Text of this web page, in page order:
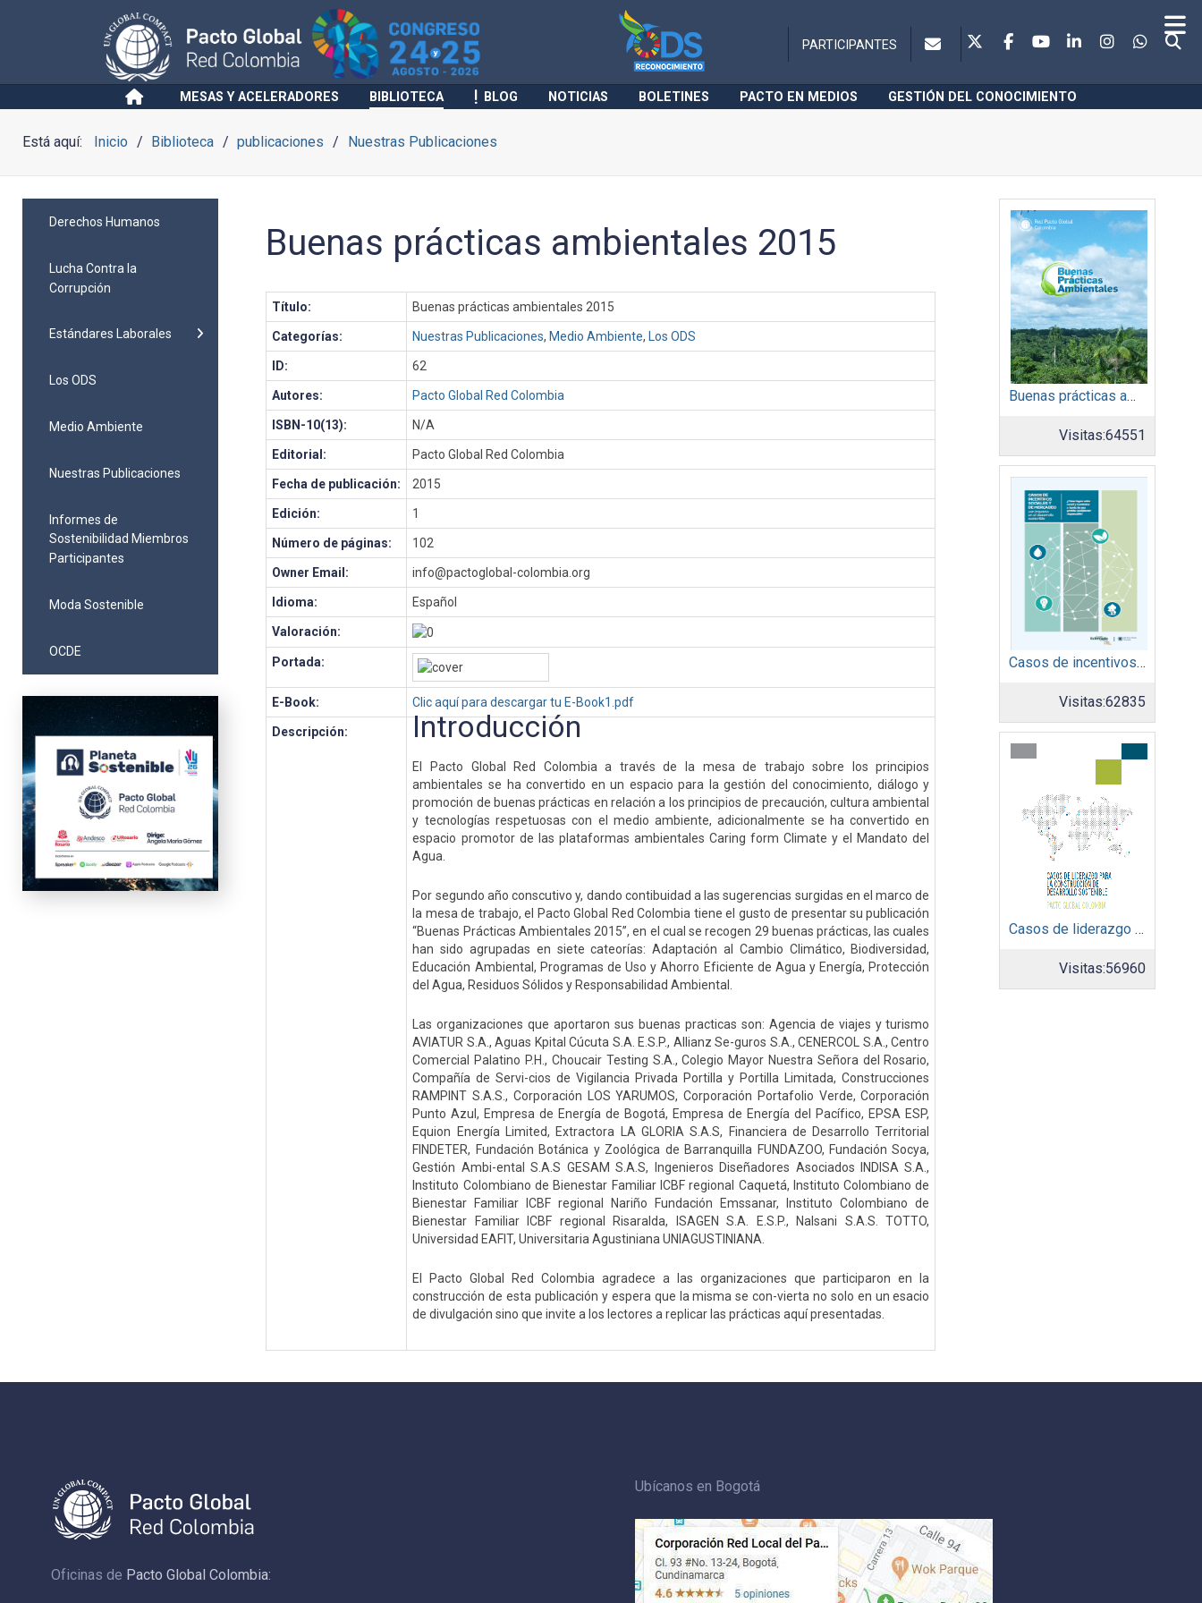
PARTICIPANTES
MESAS Y ACELERADORES BIBLIOTECA BLOG NOTICIAS BOLETINES PACTO EN MEDIOS GESTIÓN DEL CONOCIMIENTO
Está aquí: Inicio Biblioteca publicaciones Nuestras Publicaciones
Derechos Humanos
Lucha Contra la
Corrupción
Estándares Laborales
Los ODS
Medio Ambiente
Nuestras Publicaciones
Informes de
Sostenibilidad Miembros
Participantes
Moda Sostenible
OCDE
Buenas prácticas ambientales 2015
Título: Buenas prácticas ambientales 2015
Categorías: Nuestras Publicaciones, Medio Ambiente, Los ODS
ID: 62
Autores: Pacto Global Red Colombia
ISBN-10(13): N/A
Editorial: Pacto Global Red Colombia
Fecha de publicación: 2015
Edición: 1
Número de páginas: 102
Owner Email: info@pactoglobal-colombia.org
Idioma: Español
Valoración:
Portada:
E-Book: Clic aquí para descargar tu E-Book1.pdf
Descripción: Introducción
El Pacto Global Red Colombia a través de la mesa de trabajo sobre los principios
ambientales se ha convertido en un espacio para la gestión del conocimiento, diálogo y
promoción de buenas prácticas en relación a los principios de precaución, cultura ambiental
y tecnologías respetuosas con el medio ambiente, adicionalmente se ha convertido en
espacio promotor de las plataformas ambientales Caring form Climate y el Mandato del
Agua.
Por segundo año conscutivo y, dando contibuidad a las sugerencias surgidas en el marco de
la mesa de trabajo, el Pacto Global Red Colombia tiene el gusto de presentar su publicación
“Buenas Prácticas Ambientales 2015”, en el cual se recogen 29 buenas prácticas, las cuales
han sido agrupadas en siete cateorías: Adaptación al Cambio Climático, Biodiversidad,
Educación Ambiental, Programas de Uso y Ahorro Eficiente de Agua y Energía, Protección
del Agua, Residuos Sólidos y Responsabilidad Ambiental.
Las organizaciones que aportaron sus buenas practicas son: Agencia de viajes y turismo
AVIATUR S.A., Aguas Kpital Cúcuta S.A. E.S.P., Allianz Se-guros S.A., CENERCOL S.A., Centro
Comercial Palatino P.H., Choucair Testing S.A., Colegio Mayor Nuestra Señora del Rosario,
Compañía de Servi-cios de Vigilancia Privada Portilla y Portilla Limitada, Construcciones
RAMPINT S.A.S., Corporación LOS YARUMOS, Corporación Portafolio Verde, Corporación
Punto Azul, Empresa de Energía de Bogotá, Empresa de Energía del Pacífico, EPSA ESP,
Equion Energía Limited, Extractora LA GLORIA S.A.S, Financiera de Desarrollo Territorial
FINDETER, Fundación Botánica y Zoológica de Barranquilla FUNDAZOO, Fundación Socya,
Gestión Ambi-ental S.A.S GESAM S.A.S, Ingenieros Diseñadores Asociados INDISA S.A.,
Instituto Colombiano de Bienestar Familiar ICBF regional Caquetá, Instituto Colombiano de
Bienestar Familiar ICBF regional Nariño Fundación Emssanar, Instituto Colombiano de
Bienestar Familiar ICBF regional Risaralda, ISAGEN S.A. E.S.P., Nalsani S.A.S. TOTTO,
Universidad EAFIT, Universitaria Agustiniana UNIAGUSTINIANA.
El Pacto Global Red Colombia agradece a las organizaciones que participaron en la
construcción de esta publicación y espera que la misma se con-vierta no solo en un esacio
de divulgación sino que invite a los lectores a replicar las prácticas aquí presentadas.
Buenas prácticas ambientales 2014
Visitas:64551
Casos de incentivos sociales y de mercadeo
Visitas:62835
Casos de liderazgo para la contrucción de desarrollo sotenible
Visitas:56960
Oficinas de Pacto Global Colombia:
Ubícanos en Bogotá